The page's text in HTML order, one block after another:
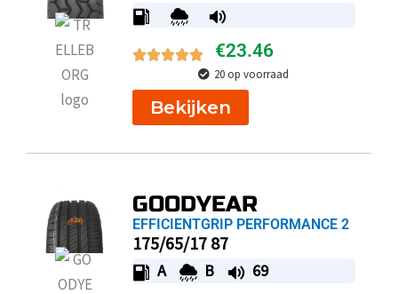
€23.46
20 op voorraad
Bekijken
GOODYEAR
EFFICIENTGRIP PERFORMANCE 2
175/65/17 87
A B 69